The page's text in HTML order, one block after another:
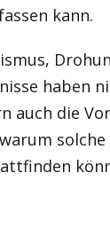
kann.
haben
auch die